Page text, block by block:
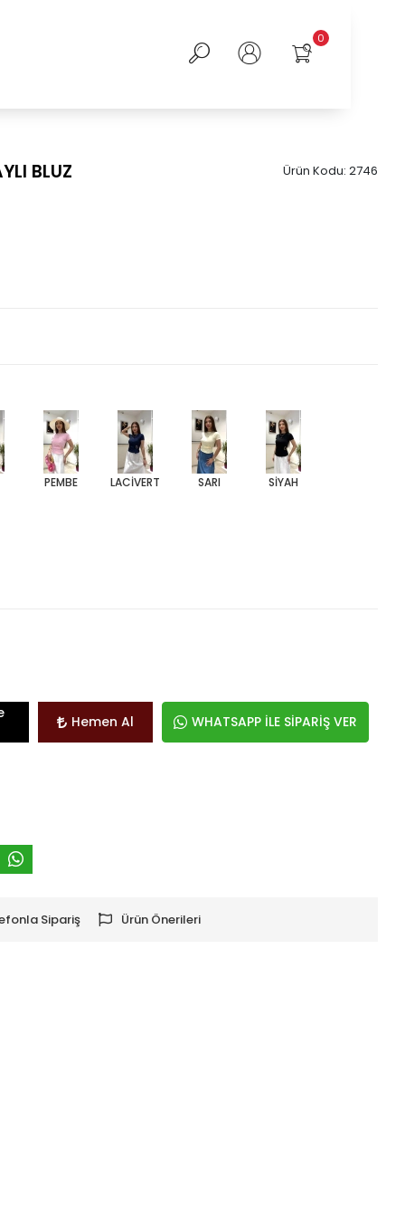
0
BLUZ Ürün Kodu: 2746
PEMBE LACİVERT SARI SİYAH
Hemen Al WHATSAPP İLE SİPARİŞ VER
Sipariş Ürün Önerileri